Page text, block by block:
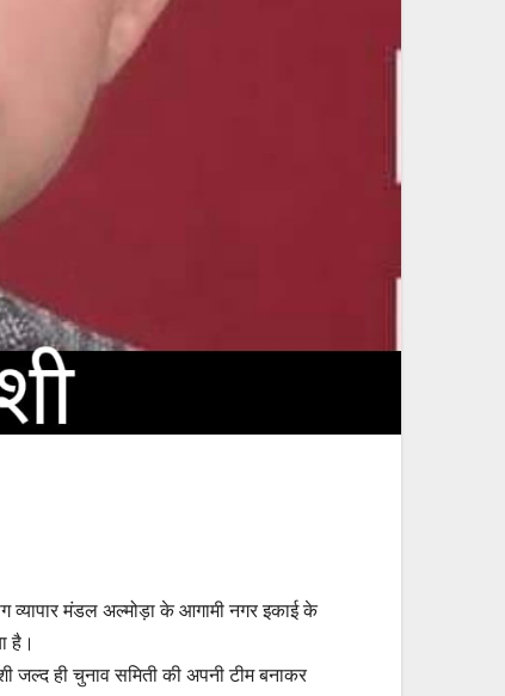
व्यापार मंडल अल्मोड़ा के आगामी नगर इकाई के
है।
जल्द ही चुनाव समिती की अपनी टीम बनाकर